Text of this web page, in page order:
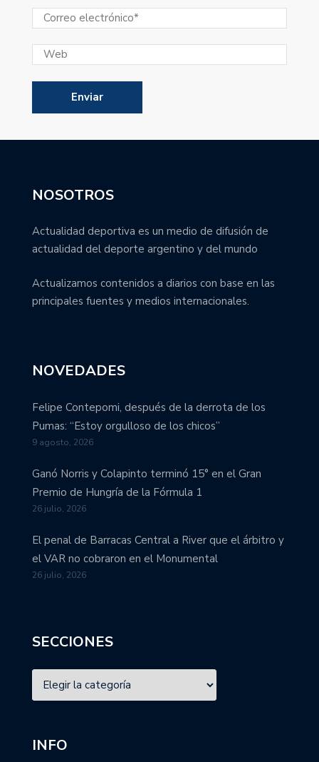
NOSOTROS
Actualidad deportiva es un medio de difusión de
actualidad del deporte argentino y del mundo
Actualizamos contenidos a diarios con base en las
principales fuentes y medios internacionales.
NOVEDADES
Felipe Contepomi, después de la derrota de los
Pumas: “Estoy orgulloso de los chicos”
9 agosto, 2026
Ganó Norris y Colapinto terminó 15° en el Gran
Premio de Hungría de la Fórmula 1
26 julio, 2026
El penal de Barracas Central a River que el árbitro y
el VAR no cobraron en el Monumental
26 julio, 2026
SECCIONES
INFO